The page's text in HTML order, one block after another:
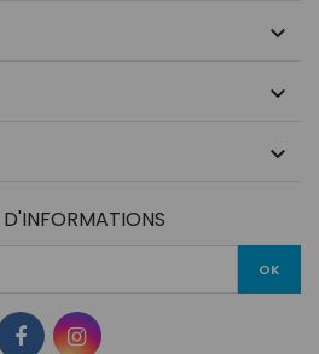



D'INFORMATIONS